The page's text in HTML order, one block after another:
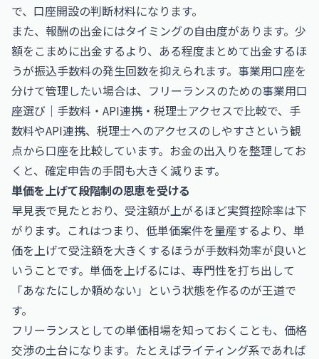
で、口座開設の判断材料になります。
また、報酬の出金にはタイミングの自由度があります。少
額をこまめに出金するより、ある程度まとめて出金するほ
うが振込手数料の発生回数を抑えられます。事業用口座を
分けて管理したい場合は、 フリーランスのための事業用口
座選び｜手数料・API連携・税理士アクセスで比較で、手
数料やAPI連携、税理士へのアクセスのしやすさという観
点から口座を比較しています。お金の出入りを整理してお
くと、確定申告の手間も大きく減ります。
単価を上げて段階制の恩恵を受ける
早見表で見たとおり、受注額が上がるほど実質控除率は下
がります。これはつまり、低単価案件を量産するより、単
価を上げて受注額を大きくするほうが手数料効率が良いと
いうことです。単価を上げるには、専門性を打ち出して
「あなたにしか頼めない」という状態を作るのが王道で
す。
フリーランスとしての単価相場を知っておくことも、価格
交渉の土台になります。たとえばライティング系であれば